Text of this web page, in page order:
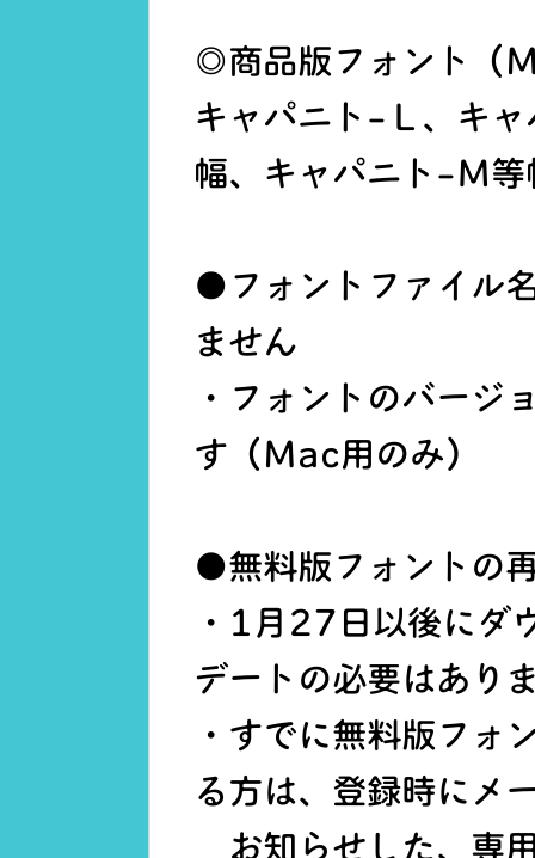
◎商品版フォント（
キャパニト-Ｌ、キ
幅、キャパニト-Ｍ等
●フォントファイル
ません
・フォントのバー
す（Mac用のみ）
●無料版フォントの
・1月27日以後にダ
デートの必要はあり
・すでに無料版フォ
る方は、登録時にメ
お知らせした、専